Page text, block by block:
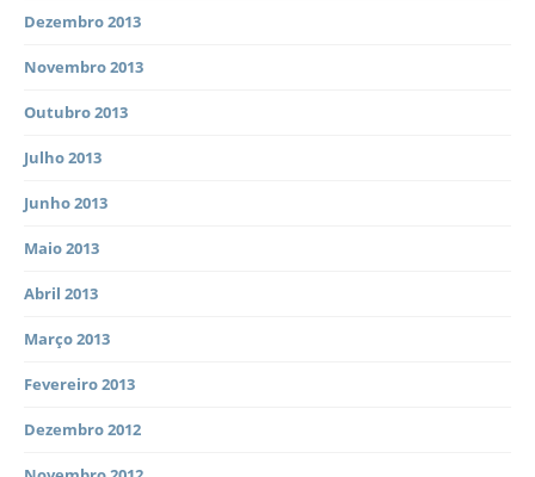
Dezembro 2013
Novembro 2013
Outubro 2013
Julho 2013
Junho 2013
Maio 2013
Abril 2013
Março 2013
Fevereiro 2013
Dezembro 2012